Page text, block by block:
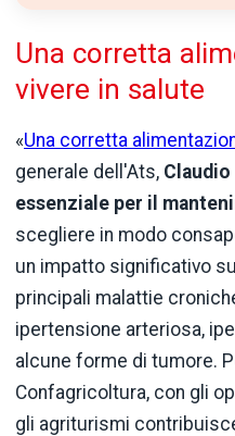
Una corretta
vivere in salute
«Una corretta
generale dell'Ats,
essenziale per il
scegliere in modo
un impatto significativo
principali malattie
ipertensione arteriosa,
alcune forme di tumore.
Confagricoltura, con gli
gli agriturismi